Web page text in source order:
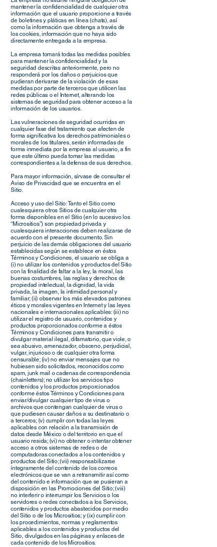
mantener la confidencialidad de cualquier otra
información que el usuario proporcione a través
de boletines y pláticas en línea (chats), así
como la información que obtenga a través de
los cookies, información que no haya sido
directamente entregada a la empresa.
La empresa tomará todas las medidas posibles
para mantener la confidencialidad y la
seguridad descritas anteriormente, pero no
responderá por los daños o perjuicios que
pudieran derivarse de la violación de esas
medidas por parte de terceros que utilicen las
redes públicas o el Internet, alterando los
sistemas de seguridad para obtener acceso a la
información de los usuarios.
Las vulneraciones de seguridad ocurridas en
cualquier fase del tratamiento que afecten de
forma significativa los derechos patrimoniales o
morales de los titulares, serán informadas de
forma inmediata por la empresa al usuario, a fin
que este último pueda tomar las medidas
correspondientes a la defensa de sus derechos.
Para mayor información, sírvase de consultar el
Aviso de Privacidad que se encuentra en el
Sitio.
Acceso y uso del Sitio: Tanto el Sitio como
cualesquiera otros Sitios de cualquier otra
forma disponibles en el Sitio (en lo sucesivo los
“Micrositios”) son propiedad privada y
cualesquiera interacciones deben realizarse de
acuerdo con el presente documento. Sin
perjuicio de las demás obligaciones del usuario
establecidas según se establece en éstos
Términos y Condiciones, el usuario se obliga a
(i) no utilizar los contenidos y productos del Sitio
con la finalidad de faltar a la ley, la moral, las
buenas costumbres, las reglas y derechos de
propiedad intelectual, la dignidad, la vida
privada, la imagen, la intimidad personal y
familiar; (ii) observar los más elevados patrones
éticos y morales vigentes en Internet y las leyes
nacionales e internacionales aplicables: (iii) no
utilizar el registro de usuario, contenidos y
productos proporcionados conforme a éstos
Términos y Condiciones para transmitir o
divulgar material ilegal, difamatorio, que viole, o
sea abusivo, amenazador, obsceno, perjudicial,
vulgar, injurioso o de cualquier otra forma
censurable; (iv) no enviar mensajes que no
hubiesen sido solicitados, reconocidos como
spam, junk mail o cadenas de correspondencia
(chainletters); no utilizar los servicios tipo
contenidos y los productos proporcionados
conforme éstos Términos y Condiciones para
enviar/divulgar cualquier tipo de virus o
archivos que contengan cualquier de virus o
que pudiesen causar daños a su destinatario o
a terceros; (v) cumplir con todas las leyes
aplicables con relación a la transmisión de
datos desde México o del territorio en que el
usuario resida; (vi) no obtener o intentar obtener
acceso a otros sistemas de redes o de
computadoras conectados a los contenidos y
productos del Sitio; (vii) responsabilizarse
íntegramente del contenido de los correos
electrónicos que se van a retransmitir así como
del contenido e información que se pusieran a
disposición en las Promociones del Sitio; (viii)
no interferir o interrumpir los Servicios o los
servidores o redes conectados a los Servicios,
contenidos y productos abastecidos por medio
del Sitio o de los Micrositios; y (ix) cumplir con
los procedimientos, normas y reglamentos
aplicables a los contenidos y productos del
Sitio, divulgados en las páginas y enlaces de
cada contenido de los Micrositios.